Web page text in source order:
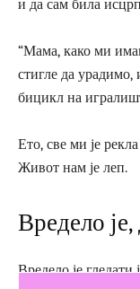
и да сам била
“Мама, како ми
стигле да
бицикл на
Ето, све ми је
Живот нам је леп.
Вредело је,
Вредело је гледати